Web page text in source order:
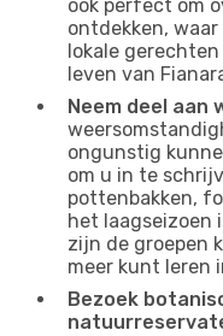
ook perfect om
ontdekken,
lokale
leven van
Neem deel aan
ongunstig
om u in te
pottenbakken,
het laagseizoen
zijn de groepen
meer kunt leren
Bezoek